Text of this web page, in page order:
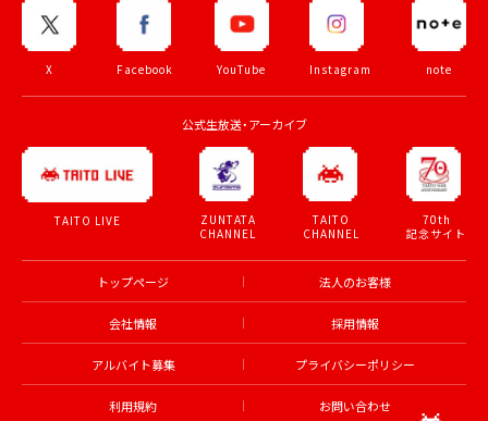
X Facebook YouTube Instagram note
公式生放送・アーカイブ
TAITO LIVE
ZUNTATA
CHANNEL
TAITO
CHANNEL
70th
記念サイト
トップページ 法人のお客様
会社情報 採用情報
アルバイト募集 プライバシーポリシー
利用規約 お問い合わせ